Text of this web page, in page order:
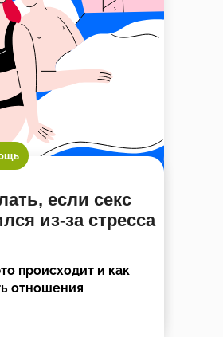
если секс
из-за стресса
происходит и как
отношения